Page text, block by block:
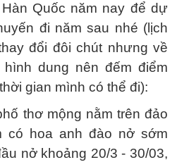
Quốc năm nay để dự
đi năm sau nhé (lịch
đổi đôi chút nhưng về
dung nên đếm điểm
gian mình có thể đi):
thơ mộng nằm trên đảo
có hoa anh đào nở sớm
nở khoảng 20/3 - 30/03,